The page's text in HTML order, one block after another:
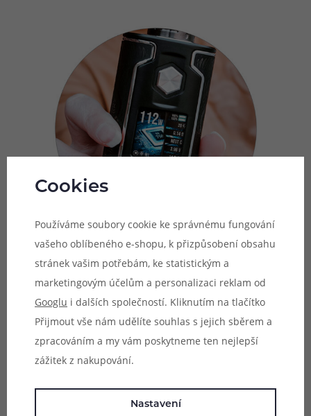
Intuitivní ovládání
Populární ovládání pomocí joysticku je zpět! Mod SXmini
G Class V2 nabídne oblíbený a intuitivní systém ovládání,
v celém uživatelském menu se pohybujete pomocí
speciálního joysticku pod displejem. Toto ovládání je
mnohem pohodlnější, než standardní regulační tlačítka a
zároveň šetří váš čas i pohyb, joystick je možné bez
Cookies
Používáme soubory cookie ke správnému fungování
vašeho oblíbeného e-shopu, k přizpůsobení obsahu
stránek vašim potřebám, ke statistickým a
marketingovým účelům a personalizaci reklam od
Googlu i dalších společností. Kliknutím na tlačítko
Přijmout vše nám udělíte souhlas s jejich sběrem a
zpracováním a my vám poskytneme ten nejlepší
zážitek z nakupování.
Nastavení